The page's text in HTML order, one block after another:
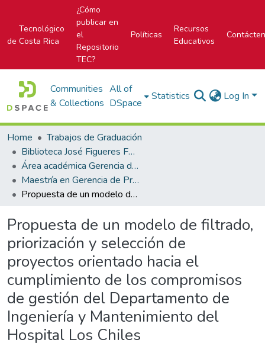
Tecnológico
de Costa Rica
¿Cómo
publicar en
el
Repositorio
TEC?
Políticas
Recursos
Educativos
Communities
& Collections
All of
DSpace
Statistics Log In
Home
Trabajos de Graduación
Biblioteca José Figueres Ferrer
Área académica Gerencia de Proyectos
Maestría en Gerencia de Proyectos
Propuesta de un modelo de filtrado, priorización y selección de proyectos orientado hacia el cumplimiento de los compromisos de gestión del Departamento de Ingeniería y Mantenimiento del Hospital Los Chiles
Propuesta de un modelo de filtrado,
priorización y selección de
proyectos orientado hacia el
cumplimiento de los compromisos
de gestión del Departamento de
Ingeniería y Mantenimiento del
Hospital Los Chiles